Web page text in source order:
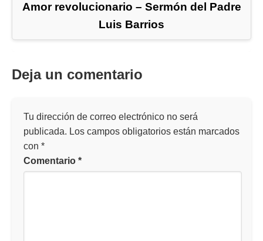
Amor revolucionario – Sermón del Padre
Luis Barrios
Deja un comentario
Tu dirección de correo electrónico no será
publicada. Los campos obligatorios están marcados
con *
Comentario *